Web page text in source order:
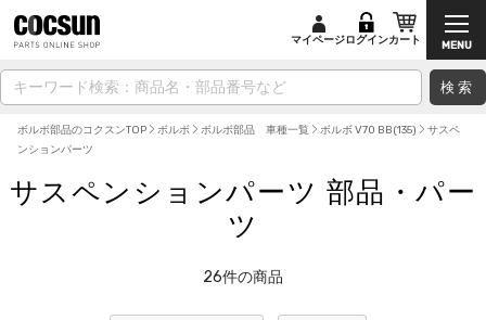
検索
マイページログインカート
ボルボ部品のコクスンTOP ボルボ ボルボ部品 車種一覧 ボルボ V70 BB(135)
サスペ
ンションパーツ
サスペンションパーツ 部品・パー
ツ
26件の商品